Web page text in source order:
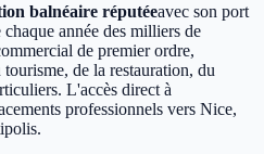
balnéaire réputéeavec son port
année des milliers de
de premier ordre,
de la restauration, du
L'accès direct à
professionnels vers Nice,